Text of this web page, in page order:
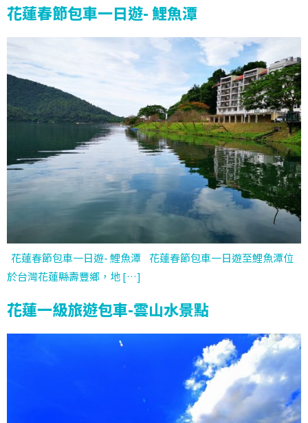
花蓮春節包車一日遊- 鯉魚潭
花蓮春節包車一日遊- 鯉魚潭 花蓮春節包車一日遊至鯉魚潭位
於台灣花蓮縣壽豐鄉，地 […]
花蓮一級旅遊包車-雲山水景點